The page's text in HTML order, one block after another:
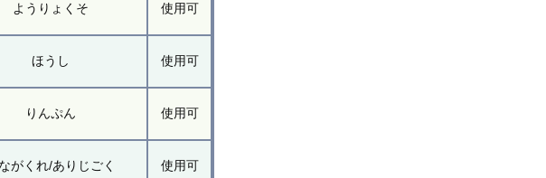
ようりょくそ 使用可
ほうし 使用可
りんぷん 使用可
がくれ/ありじごく 使用可